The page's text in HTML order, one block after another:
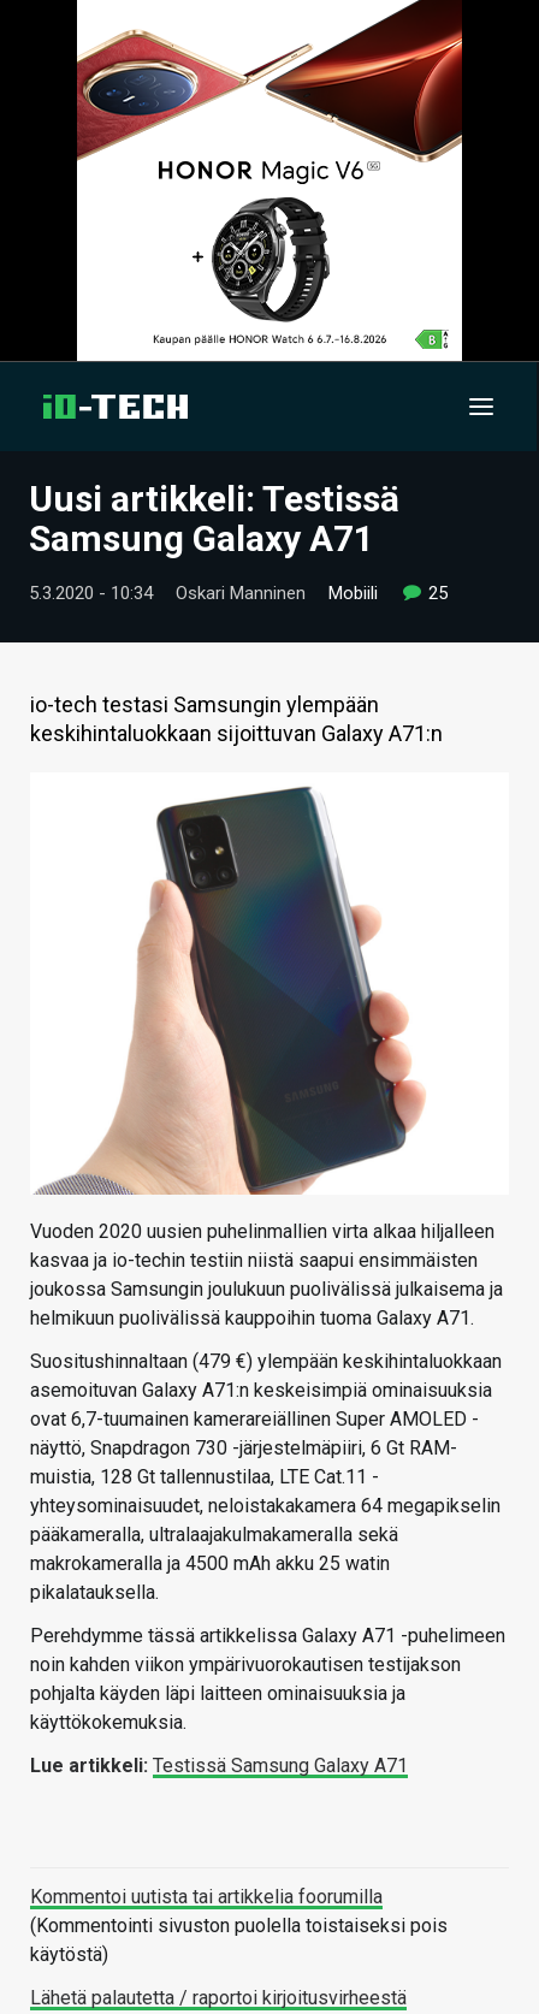
UUTISET
TIETOA
Uusi artikkeli: Testissä
Samsung Galaxy A71
5.3.2020 - 10:34 Oskari Manninen Mobiili 25
io-tech testasi Samsungin ylempään
keskihintaluokkaan sijoittuvan Galaxy A71:n
Vuoden 2020 uusien puhelinmallien virta alkaa hiljalleen
kasvaa ja io-techin testiin niistä saapui ensimmäisten
joukossa Samsungin joulukuun puolivälissä julkaisema ja
helmikuun puolivälissä kauppoihin tuoma Galaxy A71.
Suositushinnaltaan (479 €) ylempään keskihintaluokkaan
asemoituvan Galaxy A71:n keskeisimpiä ominaisuuksia
ovat 6,7-tuumainen kamerareiällinen Super AMOLED -
näyttö, Snapdragon 730 -järjestelmäpiiri, 6 Gt RAM-
muistia, 128 Gt tallennustilaa, LTE Cat.11 -
yhteysominaisuudet, neloistakakamera 64 megapikselin
pääkameralla, ultralaajakulmakameralla sekä
makrokameralla ja 4500 mAh akku 25 watin
pikalatauksella.
Perehdymme tässä artikkelissa Galaxy A71 -puhelimeen
noin kahden viikon ympärivuorokautisen testijakson
pohjalta käyden läpi laitteen ominaisuuksia ja
käyttökokemuksia.
Lue artikkeli: Testissä Samsung Galaxy A71
Kommentoi uutista tai artikkelia foorumilla
(Kommentointi sivuston puolella toistaiseksi pois
käytöstä)
Lähetä palautetta / raportoi kirjoitusvirheestä